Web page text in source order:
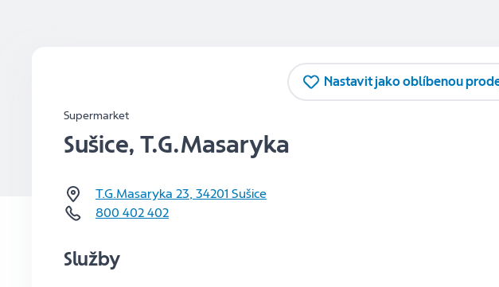
Nastavit jako oblíbenou
Supermarket
Sušice, T.G.Masaryka
T.G.Masaryka 23, 34201 Sušice
800 402 402
Služby